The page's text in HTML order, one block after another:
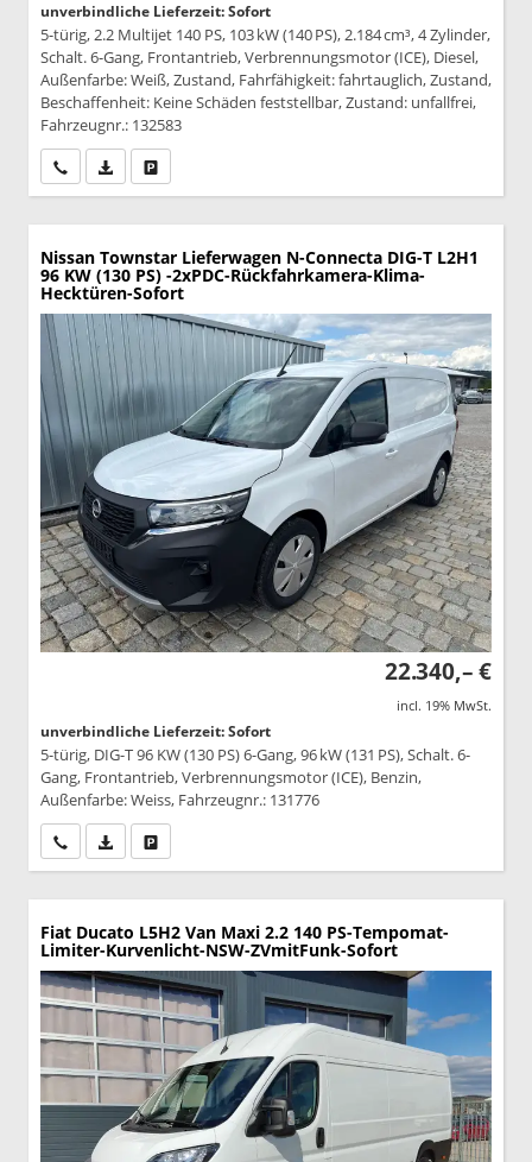
unverbindliche Lieferzeit: Sofort
5-türig, 2.2 Multijet 140 PS, 103 kW (140 PS), 2.184 cm³, 4 Zylinder,
Schalt. 6-Gang, Frontantrieb, Verbrennungsmotor (ICE), Diesel,
Außenfarbe: Weiß, Zustand, Fahrfähigkeit: fahrtauglich, Zustand,
Beschaffenheit: Keine Schäden feststellbar, Zustand: unfallfrei,
Fahrzeugnr.: 132583
Wir rufen Sie anPDF-Datei, Fahrzeugexposé drucken
Nissan Townstar Lieferwagen N-Connecta DIG-T L2H1
96 KW (130 PS) -2xPDC-Rückfahrkamera-Klima-
Hecktüren-Sofort
22.340,– €
incl. 19% MwSt.
unverbindliche Lieferzeit: Sofort
5-türig, DIG-T 96 KW (130 PS) 6-Gang, 96 kW (131 PS), Schalt. 6-
Gang, Frontantrieb, Verbrennungsmotor (ICE), Benzin,
Außenfarbe: Weiss, Fahrzeugnr.: 131776
Wir rufen Sie anPDF-Datei, Fahrzeugexposé drucken
Fiat Ducato L5H2 Van Maxi 2.2 140 PS-Tempomat-
Limiter-Kurvenlicht-NSW-ZVmitFunk-Sofort